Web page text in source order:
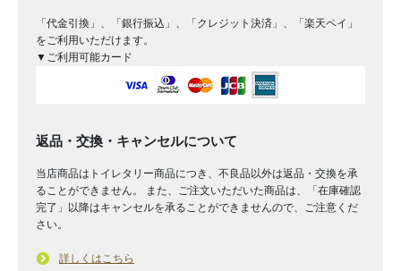
「代金引換」、「銀行振込」、「クレジット決済」、「楽天ペイ」
をご利用いただけます。
▼ご利用可能カード
返品・交換・キャンセルについて
当店商品はトイレタリー商品につき、不良品以外は返品・交換を承
ることができません。 また、ご注文いただいた商品は、「在庫確認
完了」以降はキャンセルを承ることができませんので、ご注意くだ
さい。
詳しくはこちら